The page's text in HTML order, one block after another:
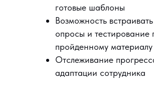
готовые шаблоны
Возможность
опросы и тестирование
пройденному материалу
Отслеживание
адаптации сотрудника